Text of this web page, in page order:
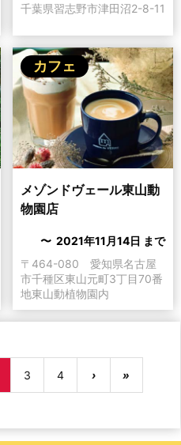
千葉県習志野市津田沼2-8-11
カフェ
メゾンドヴェール東山動
物園店
〜 2021年11月14日 まで
〒464-080 愛知県名古屋
市千種区東山元町3丁目70番
地東山動植物園内
3 4 › »